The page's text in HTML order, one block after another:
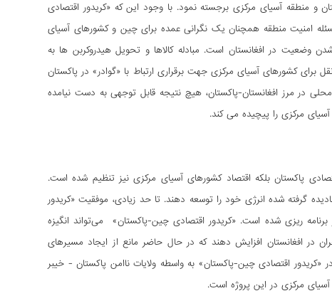
برای قزاقستان و منطقه آسیای مرکزی برجسته نمود. با وجود این که «کریدور اقتصادی
امنیت منطقه همچنان یک نگرانی عمده برای چین و کشورهای آسیای
وضعیت در افغانستان است. مبادله کالاها و تحویل هیدروکربن ها به
برای کشورهای آسیای مرکزی جهت برقراری ارتباط با «گوادر» در پاکستان
در مرز افغانستان-پاکستان، هیچ نتیجه قابل توجهی به دست نیامده
مرکزی را پیچیده می کند.
پاکستان بلکه اقتصاد کشورهای آسیای مرکزی نیز تنظیم شده است.
گرفته شده انرژی خود را توسعه دهند. تا حد زیادی، موفقیت «کریدور
ریزی شده است. «کریدور اقتصادی چین-پاکستان» می‌تواند انگیزه
در افغانستان افزایش دهند که در حال حاضر مانع از ایجاد مسیرهای
اقتصادی چین-پاکستان» به واسطه ولایات ناامن پاکستان - خیبر
مرکزی در این پروژه است.